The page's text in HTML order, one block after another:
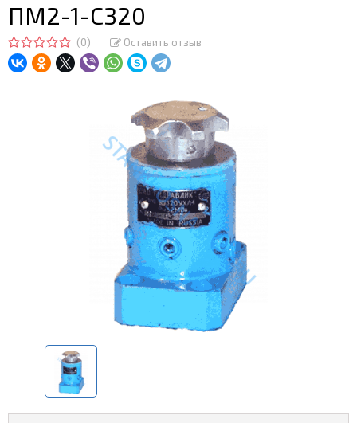
ПМ2-1-С320
(0) Оставить отзыв